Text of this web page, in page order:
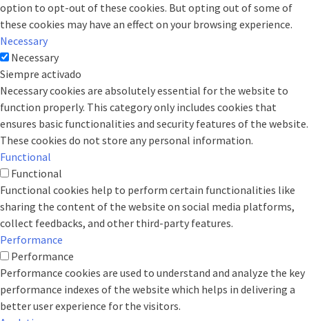
option to opt-out of these cookies. But opting out of some of
these cookies may have an effect on your browsing experience.
Necessary
Necessary
Siempre activado
Necessary cookies are absolutely essential for the website to
function properly. This category only includes cookies that
ensures basic functionalities and security features of the website.
These cookies do not store any personal information.
Functional
Functional
Functional cookies help to perform certain functionalities like
sharing the content of the website on social media platforms,
collect feedbacks, and other third-party features.
Performance
Performance
Performance cookies are used to understand and analyze the key
performance indexes of the website which helps in delivering a
better user experience for the visitors.